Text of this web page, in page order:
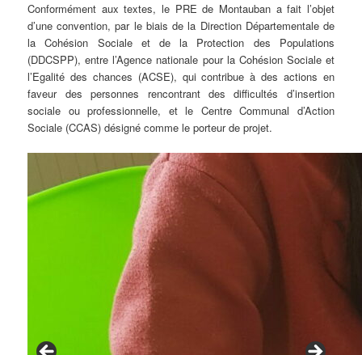
Conformément aux textes, le PRE de Montauban a fait l’objet
d’une convention, par le biais de la Direction Départementale de
la Cohésion Sociale et de la Protection des Populations
(DDCSPP), entre l’Agence nationale pour la Cohésion Sociale et
l’Egalité des chances (ACSE), qui contribue à des actions en
faveur des personnes rencontrant des difficultés d’insertion
sociale ou professionnelle, et le Centre Communal d’Action
Sociale (CCAS) désigné comme le porteur de projet.